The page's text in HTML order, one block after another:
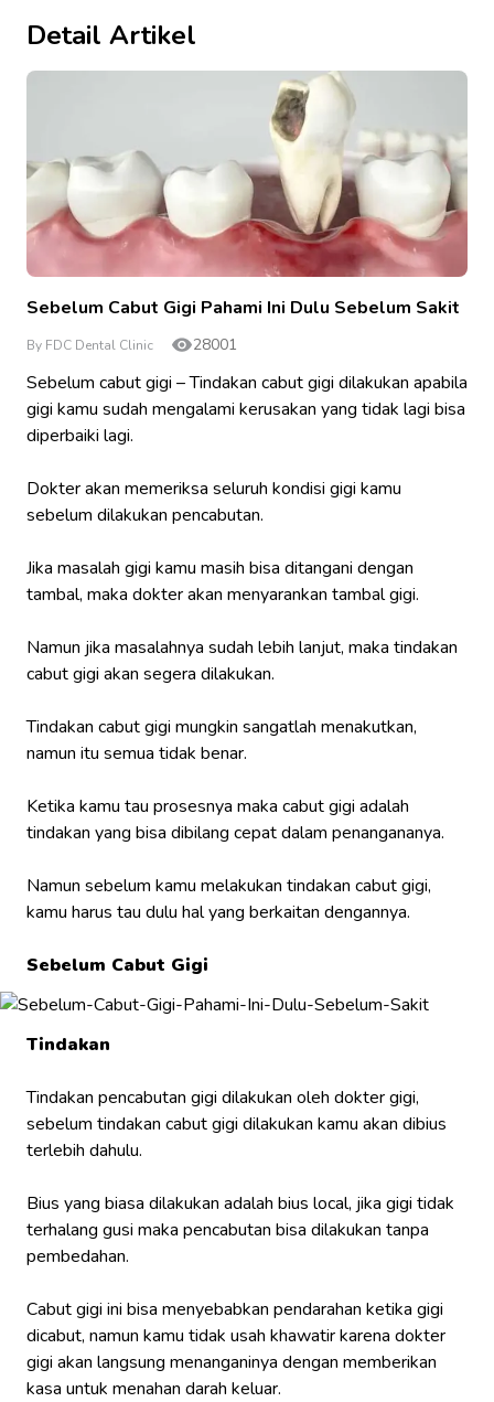
Detail Artikel
Sebelum Cabut Gigi Pahami Ini Dulu Sebelum Sakit
By FDC Dental Clinic 28001
Sebelum cabut gigi – Tindakan cabut gigi dilakukan apabila
gigi kamu sudah mengalami kerusakan yang tidak lagi bisa
diperbaiki lagi.
Dokter akan memeriksa seluruh kondisi gigi kamu
sebelum dilakukan pencabutan.
Jika masalah gigi kamu masih bisa ditangani dengan
tambal, maka dokter akan menyarankan tambal gigi.
Namun jika masalahnya sudah lebih lanjut, maka tindakan
cabut gigi akan segera dilakukan.
Tindakan cabut gigi mungkin sangatlah menakutkan,
namun itu semua tidak benar.
Ketika kamu tau prosesnya maka cabut gigi adalah
tindakan yang bisa dibilang cepat dalam penangananya.
Namun sebelum kamu melakukan tindakan cabut gigi,
kamu harus tau dulu hal yang berkaitan dengannya.
Sebelum Cabut Gigi
Tindakan
Tindakan pencabutan gigi dilakukan oleh dokter gigi,
sebelum tindakan cabut gigi dilakukan kamu akan dibius
terlebih dahulu.
Bius yang biasa dilakukan adalah bius local, jika gigi tidak
terhalang gusi maka pencabutan bisa dilakukan tanpa
pembedahan.
Cabut gigi ini bisa menyebabkan pendarahan ketika gigi
dicabut, namun kamu tidak usah khawatir karena dokter
gigi akan langsung menanganinya dengan memberikan
kasa untuk menahan darah keluar.